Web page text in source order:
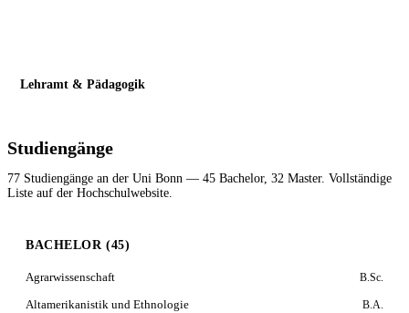
Lehramt & Pädagogik
Studiengänge
77 Studiengänge an der Uni Bonn — 45 Bachelor, 32 Master. Vollständige
Liste auf der Hochschulwebsite.
BACHELOR (45)
Agrarwissenschaft B.Sc.
Altamerikanistik und Ethnologie B.A.